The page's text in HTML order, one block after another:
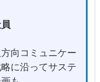
向コミュニケー
に沿ってサステ